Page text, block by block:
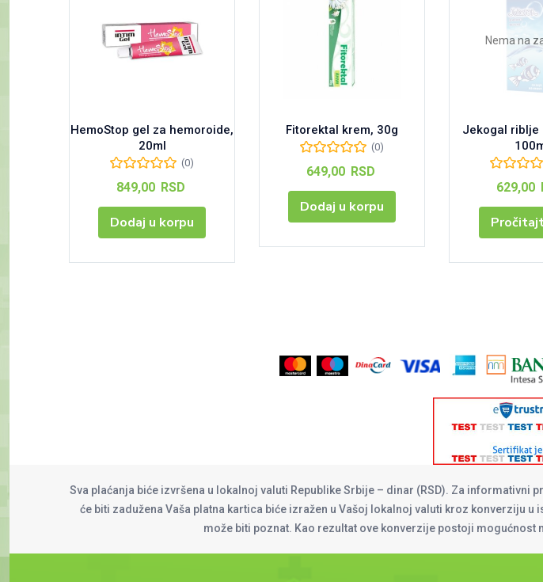
HemoStop gel za hemoroide,
20ml
(0)
849,00 RSD
Dodaj u korpu
Fitorektal krem, 30g
(0)
649,00 RSD
Dodaj u korpu
Nema na
Jekogal riblje
629,00
Sva plaćanja biće izvršena u lokalnoj valuti Republike Srbije – dinar (RSD). Za
će biti zadužena Vaša platna kartica biće izražen u Vašoj lokalnoj valuti kroz konverziju
može biti poznat. Kao rezultat ove konverzije postoji mogućnost